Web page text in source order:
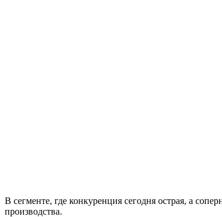
В сегменте, где конкуренция сегодня острая, а
производства.